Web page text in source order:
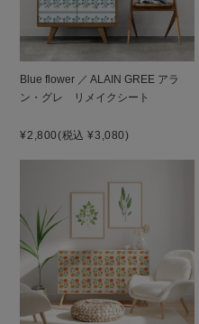
Blue flower ／ ALAIN GREE アラ
ン・グレ リメイクシート
¥2,800(税込 ¥3,080)